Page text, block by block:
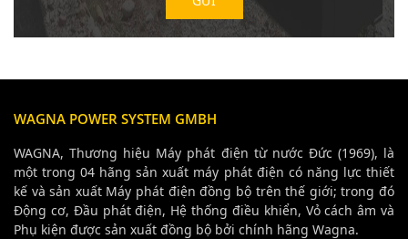
WAGNA POWER SYSTEM GMBH
WAGNA, Thương hiệu Máy phát điện từ nước Đức (1969), là
một trong 04 hãng sản xuất máy phát điện có năng lực thiết
kế và sản xuất Máy phát điện đồng bộ trên thế giới; trong đó
Động cơ, Đầu phát điện, Hệ thống điều khiển, Vỏ cách âm và
Phụ kiện được sản xuất đồng bộ bởi chính hãng Wagna.